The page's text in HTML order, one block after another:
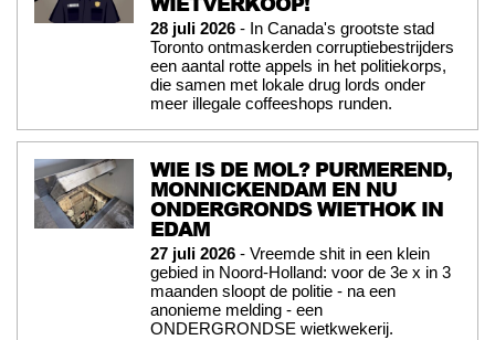
28 juli 2026 - In Canada's grootste stad
Toronto ontmaskerden corruptiebestrijders
een aantal rotte appels in het politiekorps,
die samen met lokale drug lords onder
meer illegale coffeeshops runden.
WIE IS DE MOL? PURMEREND,
MONNICKENDAM EN NU
ONDERGRONDS WIETHOK IN
EDAM
27 juli 2026 - Vreemde shit in een klein
gebied in Noord-Holland: voor de 3e x in 3
maanden sloopt de politie - na een
anonieme melding - een
ONDERGRONDSE wietkwekerij.